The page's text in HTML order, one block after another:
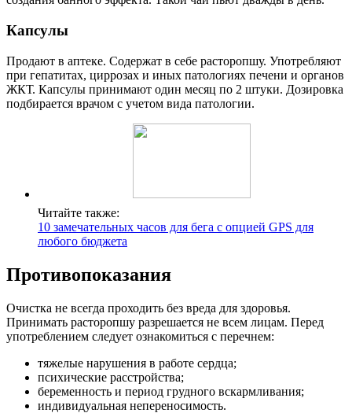
Капсулы
Продают в аптеке. Содержат в себе расторопшу. Употребляют
при гепатитах, циррозах и иных патологиях печени и органов
ЖКТ. Капсулы принимают один месяц по 2 штуки. Дозировка
подбирается врачом с учетом вида патологии.
Читайте также:
10 замечательных часов для бега с опцией GPS для
любого бюджета
Противопоказания
Очистка не всегда проходить без вреда для здоровья.
Принимать расторопшу разрешается не всем лицам. Перед
употреблением следует ознакомиться с перечнем:
тяжелые нарушения в работе сердца;
психические расстройства;
беременность и период грудного вскармливания;
индивидуальная непереносимость.